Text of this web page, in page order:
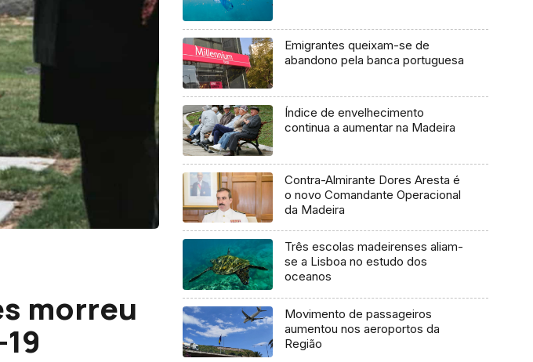
morreu
Emigrantes queixam-se de
abandono pela banca portuguesa
Índice de envelhecimento
continua a aumentar na Madeira
Contra-Almirante Dores Aresta é
o novo Comandante Operacional
da Madeira
Três escolas madeirenses aliam-
se a Lisboa no estudo dos
oceanos
Movimento de passageiros
aumentou nos aeroportos da
Região